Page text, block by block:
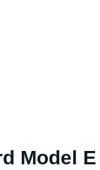
Model E